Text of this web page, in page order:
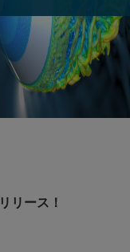
リース！